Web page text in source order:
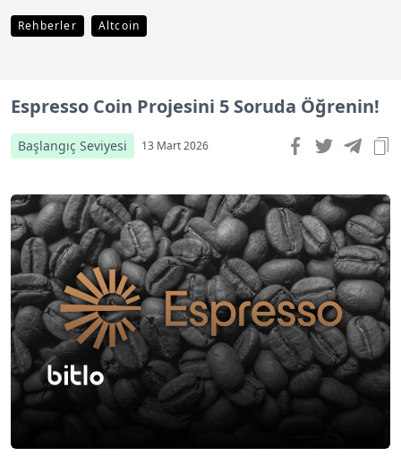
Rehberler Altcoin
Espresso Coin Projesini 5 Soruda Öğrenin!
Başlangıç Seviyesi 13 Mart 2026